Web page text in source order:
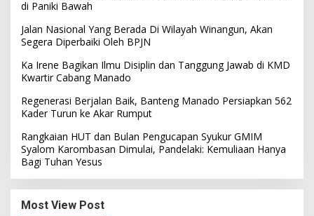
di Paniki Bawah
Jalan Nasional Yang Berada Di Wilayah Winangun, Akan
Segera Diperbaiki Oleh BPJN
Ka Irene Bagikan Ilmu Disiplin dan Tanggung Jawab di KMD
Kwartir Cabang Manado
Regenerasi Berjalan Baik, Banteng Manado Persiapkan 562
Kader Turun ke Akar Rumput
Rangkaian HUT dan Bulan Pengucapan Syukur GMIM
Syalom Karombasan Dimulai, Pandelaki: Kemuliaan Hanya
Bagi Tuhan Yesus
Most View Post